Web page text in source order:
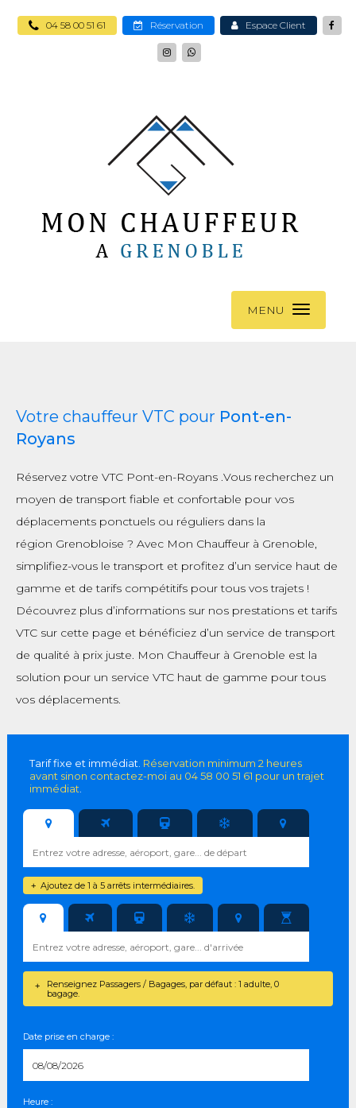
MENU
04 58 00 51 61 Réservation Espace Client
Votre chauffeur VTC pour Pont-en-
Royans
Réservez votre VTC Pont-en-Royans .Vous recherchez un
moyen de transport fiable et confortable pour vos
déplacements ponctuels ou réguliers dans la
région Grenobloise ? Avec Mon Chauffeur à Grenoble,
simplifiez-vous le transport et profitez d’un service haut de
gamme et de tarifs compétitifs pour tous vos trajets !
Découvrez plus d’informations sur nos prestations et tarifs
VTC sur cette page et bénéficiez d’un service de transport
de qualité à prix juste. Mon Chauffeur à Grenoble est la
solution pour un service VTC haut de gamme pour tous
vos déplacements.
Tarif fixe et immédiat. Réservation minimum 2 heures
avant sinon contactez-moi au 04 58 00 51 61 pour un trajet
immédiat
Ajoutez de 1 à 5 arrêts intermédiaires.
+
Renseignez Passagers / Bagages, par défaut : 1 adulte, 0
bagage.
+
Date prise en charge :
Heure :